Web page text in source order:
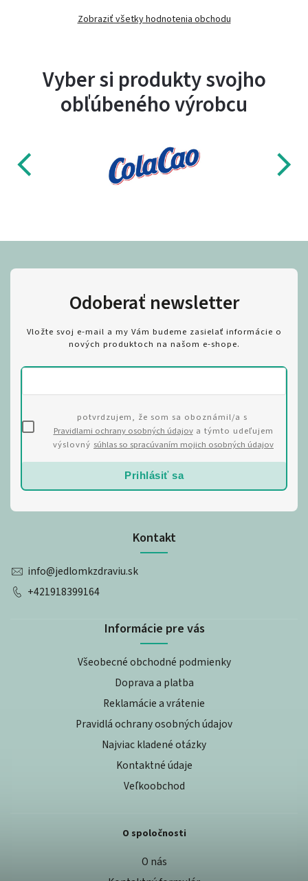
Zobraziť všetky hodnotenia obchodu
Vyber si produkty svojho
obľúbeného výrobcu
Kontakt
info@jedlomkzdraviu.sk
+421918399164
Informácie pre vás
Všeobecné obchodné podmienky
Doprava a platba
Reklamácie a vrátenie
Pravidlá ochrany osobných údajov
Najviac kladené otázky
Kontaktné údaje
Veľkoobchod
O spoločnosti
O nás
Odoberať newsletter
Vložte svoj e-mail a my Vám budeme zasielať informácie o
nových produktoch na našom e-shope.
potvrdzujem, že som sa oboznámil/a s
Pravidlami ochrany osobných údajova týmto udeľujem
výslovný súhlas so spracúvaním mojich osobných údajov
Prihlásiť sa